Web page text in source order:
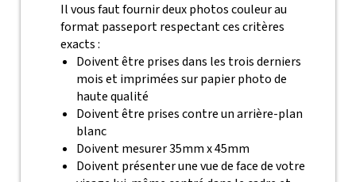
Il vous faut fournir deux photos couleur au
format passeport respectant ces critères
exacts :
Doivent être prises dans les trois derniers
mois et imprimées sur papier photo de
haute qualité
Doivent être prises contre un arrière-plan
blanc
Doivent mesurer 35mm x 45mm
Doivent présenter une vue de face de votre